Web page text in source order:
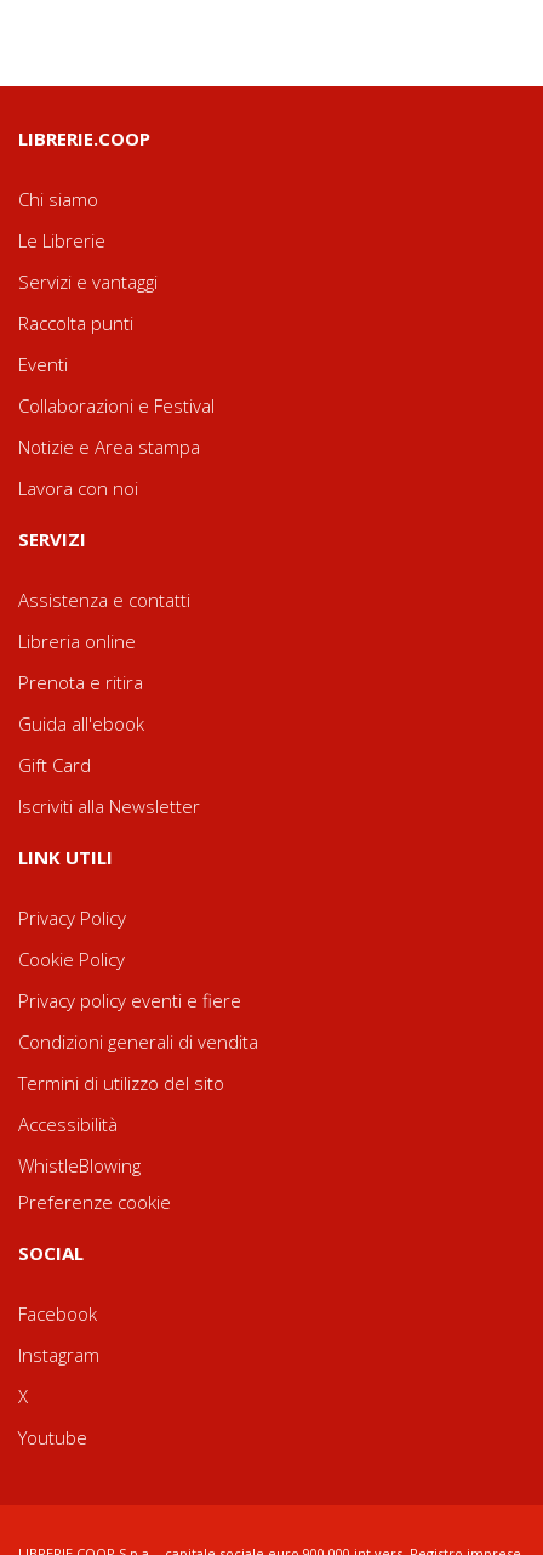
LIBRERIE.COOP
Chi siamo
Le Librerie
Servizi e vantaggi
Raccolta punti
Eventi
Collaborazioni e Festival
Notizie e Area stampa
Lavora con noi
SERVIZI
Assistenza e contatti
Libreria online
Prenota e ritira
Guida all'ebook
Gift Card
Iscriviti alla Newsletter
LINK UTILI
Privacy Policy
Cookie Policy
Privacy policy eventi e fiere
Condizioni generali di vendita
Termini di utilizzo del sito
Accessibilità
WhistleBlowing
Preferenze cookie
SOCIAL
Facebook
Instagram
X
Youtube